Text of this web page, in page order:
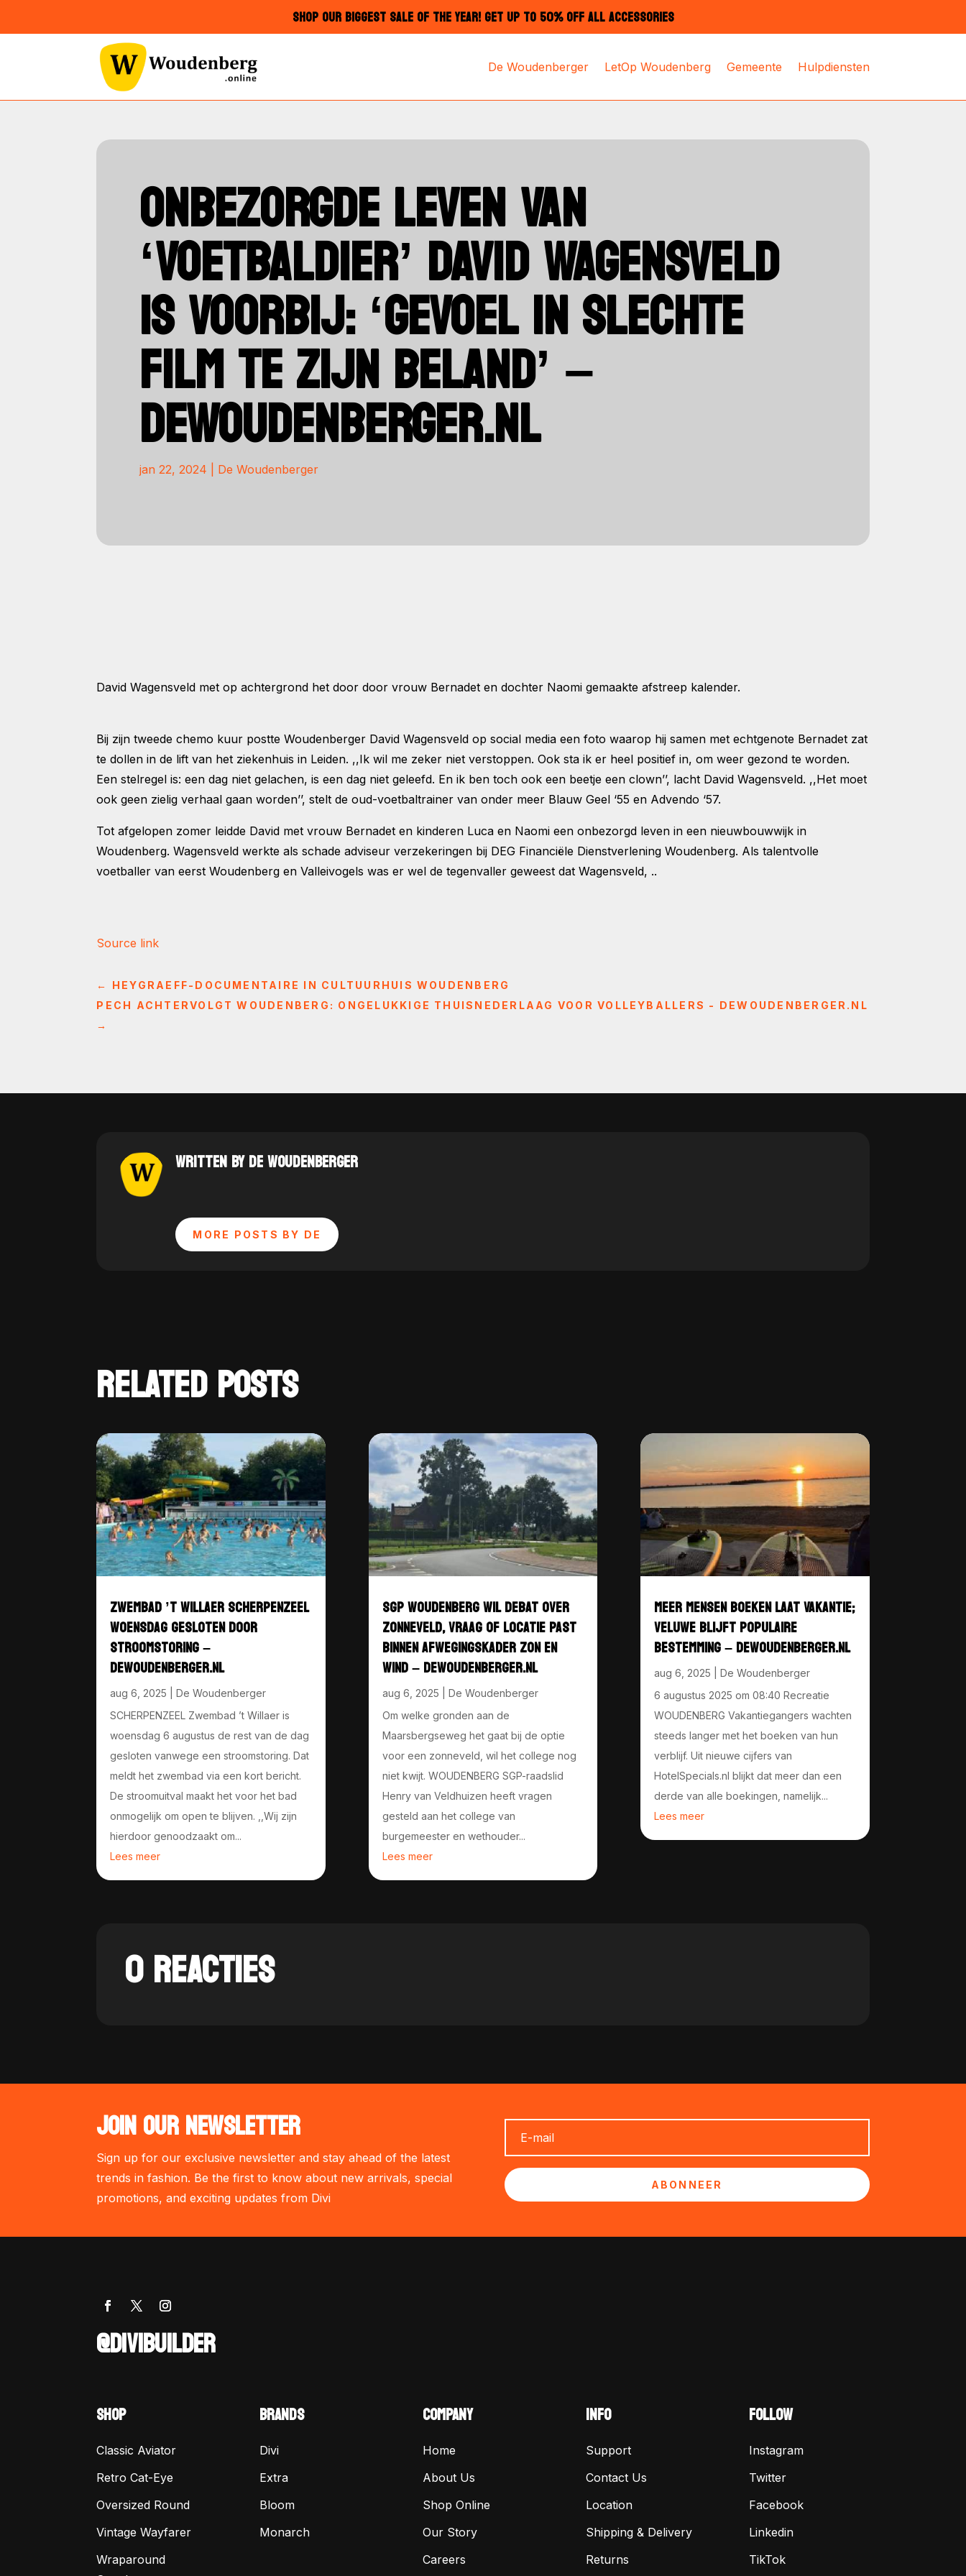
SHOP OUR BIGGEST SALE OF THE YEAR! GET UP TO 50% OFF ALL ACCESSORIES
De Woudenberger LetOp Woudenberg Gemeente Hulpdiensten
ONBEZORGDE LEVEN VAN
‘VOETBALDIER’ DAVID WAGENSVELD
IS VOORBIJ: ‘GEVOEL IN SLECHTE
FILM TE ZIJN BELAND’ –
DEWOUDENBERGER.NL
jan 22, 2024 De Woudenberger
David Wagensveld met op achtergrond het door door vrouw Bernadet en dochter Naomi gemaakte afstreep kalender.
Bij zijn tweede chemo kuur postte Woudenberger David Wagensveld op social media een foto waarop hij samen met echtgenote Bernadet zat
te dollen in de lift van het ziekenhuis in Leiden. ,,Ik wil me zeker niet verstoppen. Ook sta ik er heel positief in, om weer gezond te worden.
Een stelregel is: een dag niet gelachen, is een dag niet geleefd. En ik ben toch ook een beetje een clown’’, lacht David Wagensveld. ,,Het moet
ook geen zielig verhaal gaan worden’’, stelt de oud-voetbaltrainer van onder meer Blauw Geel ‘55 en Advendo ‘57.
Tot afgelopen zomer leidde David met vrouw Bernadet en kinderen Luca en Naomi een onbezorgd leven in een nieuwbouwwijk in
Woudenberg. Wagensveld werkte als schade adviseur verzekeringen bij DEG Financiële Dienstverlening Woudenberg. Als talentvolle
voetballer van eerst Woudenberg en Valleivogels was er wel de tegenvaller geweest dat Wagensveld, ..
Source link
← HEYGRAEFF-DOCUMENTAIRE IN CULTUURHUIS WOUDENBERG
PECH ACHTERVOLGT WOUDENBERG: ONGELUKKIGE THUISNEDERLAAG VOOR VOLLEYBALLERS - DEWOUDENBERGER.NL
→
WRITTEN BY DE WOUDENBERGER
MORE POSTS BY DE
RELATED POSTS
ZWEMBAD ’T WILLAER SCHERPENZEEL
WOENSDAG GESLOTEN DOOR
STROOMSTORING –
DEWOUDENBERGER.NL
aug 6, 2025 |De Woudenberger
SCHERPENZEEL Zwembad ’t Willaer is
woensdag 6 augustus de rest van de dag
gesloten vanwege een stroomstoring. Dat
meldt het zwembad via een kort bericht.
De stroomuitval maakt het voor het bad
onmogelijk om open te blijven. ,,Wij zijn
hierdoor genoodzaakt om...
Lees meer
SGP WOUDENBERG WIL DEBAT OVER
ZONNEVELD, VRAAG OF LOCATIE PAST
BINNEN AFWEGINGSKADER ZON EN
WIND – DEWOUDENBERGER.NL
aug 6, 2025
De Woudenberger
Om welke gronden aan de
Maarsbergseweg het gaat bij de optie
voor een zonneveld, wil het college nog
niet kwijt. WOUDENBERG SGP-raadslid
Henry van Veldhuizen heeft vragen
gesteld aan het college van
burgemeester en wethouder...
Lees meer
MEER MENSEN BOEKEN LAAT VAKANTIE;
VELUWE BLIJFT POPULAIRE
BESTEMMING – DEWOUDENBERGER.NL
aug 6, 2025
De Woudenberger
6 augustus 2025 om 08:40 Recreatie
WOUDENBERG Vakantiegangers wachten
steeds langer met het boeken van hun
verblijf. Uit nieuwe cijfers van
HotelSpecials.nl blijkt dat meer dan een
derde van alle boekingen, namelijk...
Lees meer
0 REACTIES
JOIN OUR NEWSLETTER
Sign up for our exclusive newsletter and stay ahead of the latest
trends in fashion. Be the first to know about new arrivals, special
promotions, and exciting updates from Divi
ABONNEER
@DIVIBUILDER
SHOP
Classic Aviator
Retro Cat-Eye
Oversized Round
Vintage Wayfarer
Wraparound
BRANDS
Divi
Extra
Bloom
Monarch
COMPANY
Home
About Us
Shop Online
Our Story
Careers
INFO
Support
Contact Us
Location
Shipping & Delivery
Returns
FOLLOW
Instagram
Twitter
Facebook
Linkedin
TikTok